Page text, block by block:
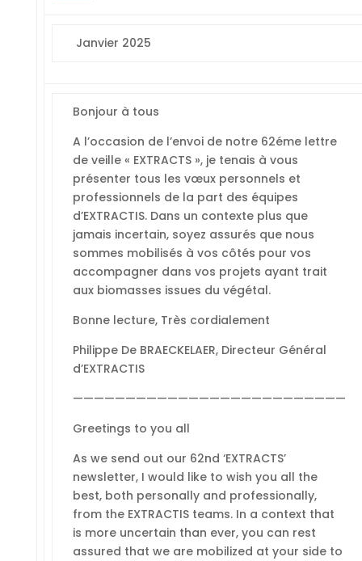
Janvier 2025
Bonjour à tous
A l’occasion de l’envoi de notre 62éme lettre
de veille « EXTRACTS », je tenais à vous
présenter tous les vœux personnels et
professionnels de la part des équipes
d’EXTRACTIS. Dans un contexte plus que
jamais incertain, soyez assurés que nous
sommes mobilisés à vos côtés pour vos
accompagner dans vos projets ayant trait
aux biomasses issues du végétal.
Bonne lecture, Très cordialement
Philippe De BRAECKELAER, Directeur Général
d’EXTRACTIS
——————————————————————————
Greetings to you all
As we send out our 62nd ‘EXTRACTS’
newsletter, I would like to wish you all the
best, both personally and professionally,
from the EXTRACTIS teams. In a context that
is more uncertain than ever, you can rest
assured that we are mobilized at your side to